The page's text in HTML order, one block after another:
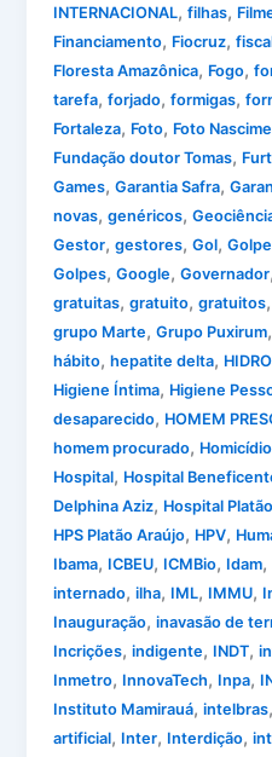
INTERNACIONAL,filhas,
Financiamento, Fiocruz,
Floresta Amazônica, Fogo,
tarefa,forjado,formigas,
Fortaleza, Foto, Foto
Fundação doutor Tomas,
Games,Garantia Safra,
novas,genéricos,
Gestor,gestores,Gol,Golpe
Golpes,Google,Governador
gratuitas,gratuito,gratuitos
grupo Marte,Grupo Puxirum
hábito,hepatite delta,
Higiene Íntima, Higiene
desaparecido, HOMEM
homem procurado, Homicídio
Hospital, Hospital
Delphina Aziz, Hospital
HPS Platão Araújo, HPV,
Ibama, ICBEU, ICMBio, Idam,
internado,ilha, IML, IMMU,
Inauguração,inavasão de
Incrições,indigente, INDT,
Inmetro, InnovaTech, Inpa,
Instituto Mamirauá,intelbras
artificial, Inter, Interdição,